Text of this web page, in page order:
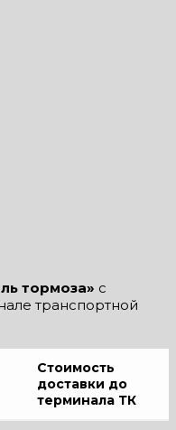
тормоза» с
транспортной
Стоимость
доставки до
терминала ТК